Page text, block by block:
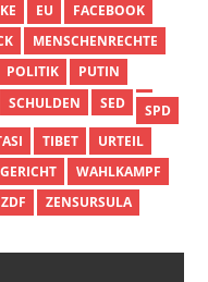
EU
FACEBOOK
MENSCHENRECHTE
POLITIK
PUTIN
SCHULDEN SED
SPD
TIBET
URTEIL
WAHLKAMPF
ZDF ZENSURSULA